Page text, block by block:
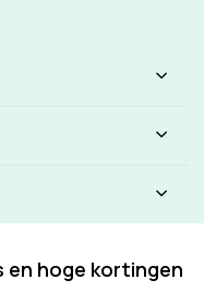
hoge kortingen